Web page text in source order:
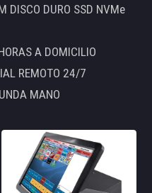
DISCO DURO SSD NVMe
A DOMICILIO
REMOTO 24/7
MANO